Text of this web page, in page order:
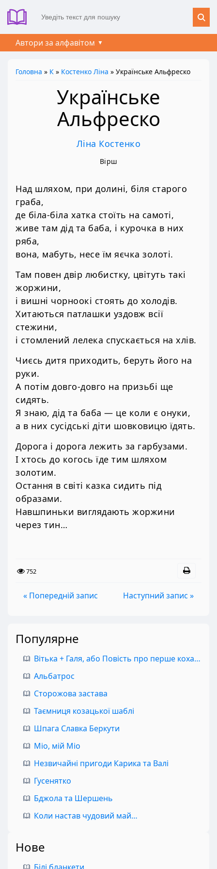
Автори за алфавітом
Головна » К » Костенко Ліна » Українське Альфреско
Українське
Альфреско
Ліна Костенко
Вірш
Над шляхом, при долині, біля старого
граба,
де біла-біла хатка стоїть на самоті,
живе там дід та баба, і курочка в них
ряба,
вона, мабуть, несе їм яєчка золоті.
Там повен двір любистку, цвітуть такі
жоржини,
і вишні чорноокі стоять до холодів.
Хитаються патлашки уздовж всії
стежини,
і стомлений лелека спускається на хлів.
Чиєсь дитя приходить, беруть його на
руки.
А потім довго-довго на призьбі ще
сидять.
Я знаю, дід та баба — це коли є онуки,
а в них сусідські діти шовковицю їдять.
Дорога і дорога лежить за гарбузами.
І хтось до когось їде тим шляхом
золотим.
Остання в світі казка сидить під
образами.
Навшпиньки виглядають жоржини
через тин…
752
« Попередній запис Наступний запис »
Популярне
Вітька + Галя, або Повість про перше кохання
Альбатрос
Сторожова застава
Таємниця козацької шаблі
Шпага Славка Беркути
Міо, мій Міо
Незвичайні пригоди Карика та Валі
Гусенятко
Бджола та Шершень
Коли настав чудовий май…
Нове